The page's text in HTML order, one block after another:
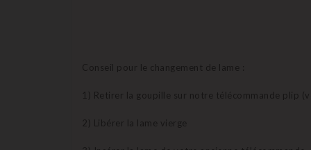
Conseil pour le changement de lame :
1) Retirer la goupille sur notre télécommande plip
2) Libérer la lame vierge